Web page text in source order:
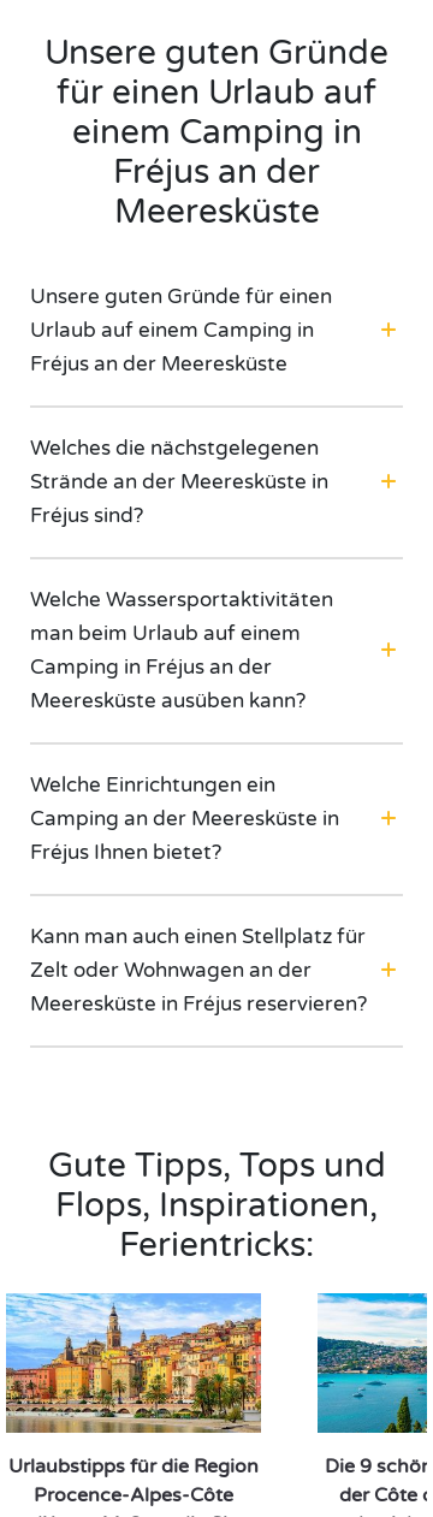
Unsere guten Gründe
für einen Urlaub auf
einem Camping in
Fréjus an der
Meeresküste
Unsere guten Gründe für einen
Urlaub auf einem Camping in
Fréjus an der Meeresküste
Welches die nächstgelegenen
Strände an der Meeresküste in
Fréjus sind?
Welche Wassersportaktivitäten
man beim Urlaub auf einem
Camping in Fréjus an der
Meeresküste ausüben kann?
Welche Einrichtungen ein
Camping an der Meeresküste in
Fréjus Ihnen bietet?
Kann man auch einen Stellplatz für
Zelt oder Wohnwagen an der
Meeresküste in Fréjus reservieren?
Gute Tipps, Tops und
Flops, Inspirationen,
Ferientricks:
Urlaubstipps für die Region
Procence-Alpes-Côte
Die 9
der Côte